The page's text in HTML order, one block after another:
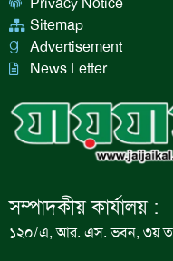
Sitemap
Advertisement
News Letter
সম্পাদকীয় কার্যালয় :
১২০/এ, আর. এস. ভবন, ৩য়